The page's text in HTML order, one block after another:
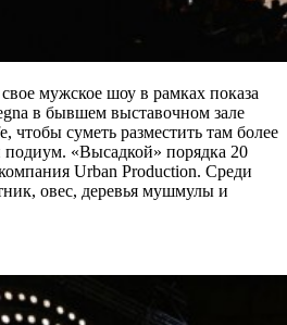
мужское шоу в рамках показа
в бывшем выставочном зале
суметь разместить там более
«Высадкой» порядка 20
Urban Production. Среди
овес, деревья мушмулы и